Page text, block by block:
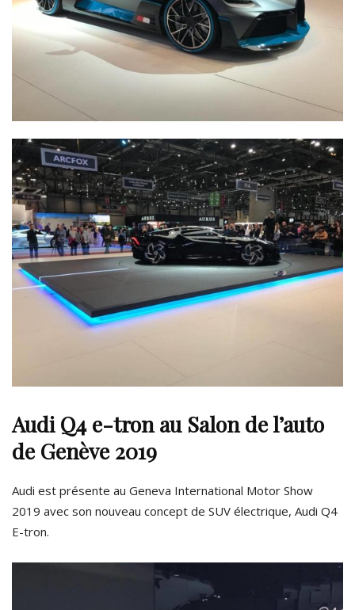
Audi Q4 e-tron au Salon de l’auto
de Genève 2019
Audi est présente au Geneva International Motor Show
2019 avec son nouveau concept de SUV électrique, Audi Q4
E-tron.